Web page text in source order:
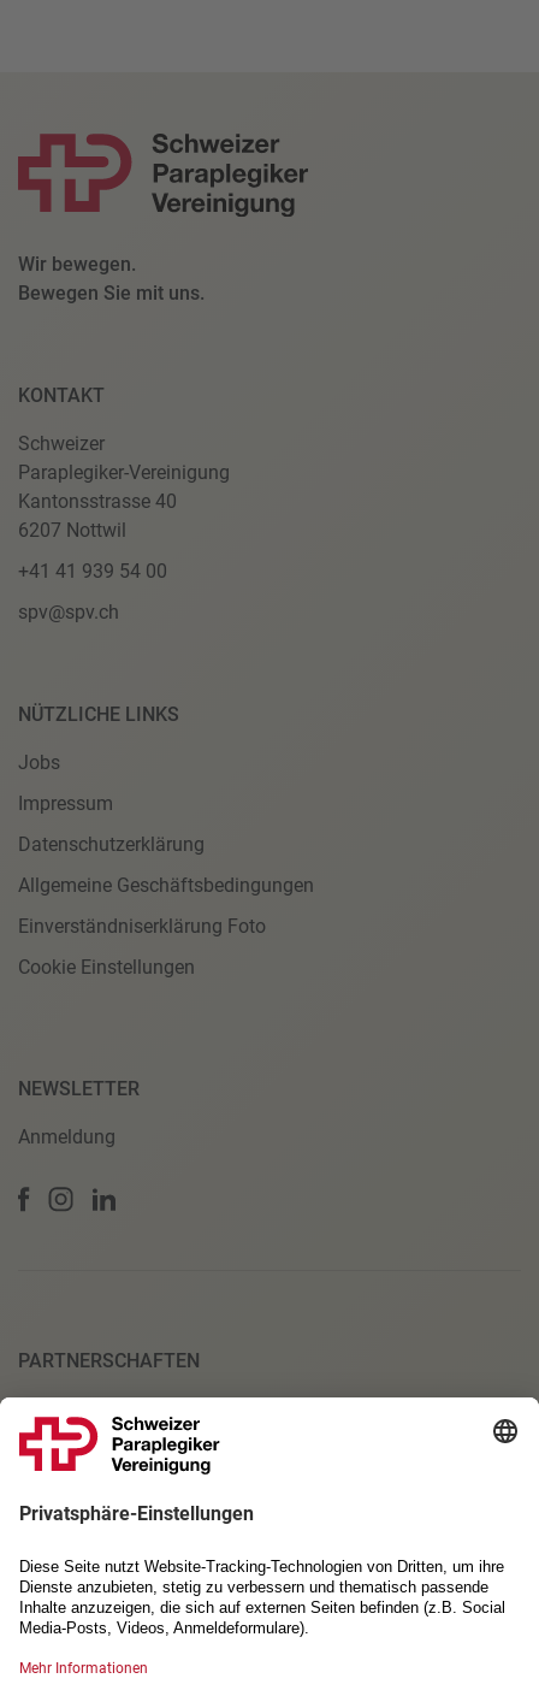
Wir bewegen.
Bewegen Sie mit uns.
KONTAKT
Schweizer
Paraplegiker-Vereinigung
Kantonsstrasse 40
6207 Nottwil
+41 41 939 54 00
spv@spv.ch
NÜTZLICHE LINKS
Jobs
Impressum
Datenschutzerklärung
Allgemeine Geschäftsbedingungen
Einverständniserklärung Foto
Cookie Einstellungen
NEWSLETTER
Anmeldung
PARTNERSCHAFTEN